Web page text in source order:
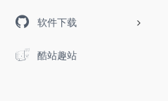
软件下载
酷站趣站